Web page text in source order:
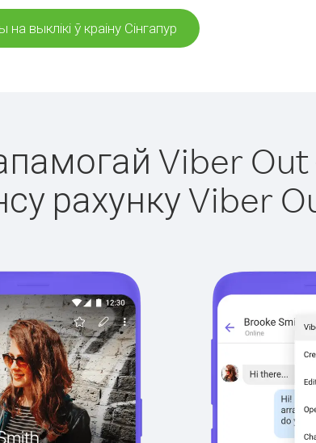
выклікі ў краіну Сінгапур
Viber
рахунку Viber